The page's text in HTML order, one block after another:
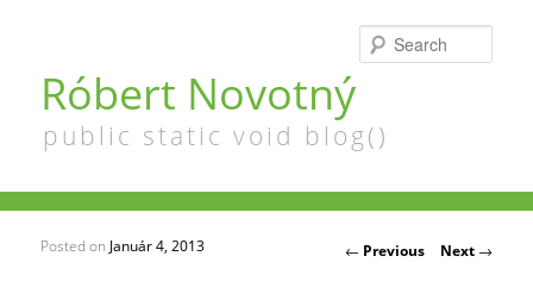
Róbert Novotný
public static void blog()
Post navigation
← Previous Next →
Posted on Január 4, 2013